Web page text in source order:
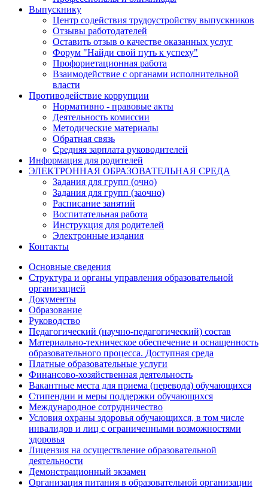
Выпускнику
Центр содействия трудоустройству выпускников
Отзывы работодателей
Оставить отзыв о качестве оказанных услуг
Форум "Найди свой путь к успеху"
Профориетационная работа
Взаимодействие с органами исполнительной
власти
Противодействие коррупции
Нормативно - правовые акты
Деятельность комиссии
Методические материалы
Обратная связь
Средняя зарплата руководителей
Информация для родителей
ЭЛЕКТРОННАЯ ОБРАЗОВАТЕЛЬНАЯ СРЕДА
Задания для групп (очно)
Задания для групп (заочно)
Расписание занятий
Воспитательная работа
Инструкция для родителей
Электронные издания
Контакты
Основные сведения
Структура и органы управления образовательной
организацией
Документы
Образование
Руководство
Педагогический (научно-педагогический) состав
Материально-техническое обеспечение и оснащенность
образовательного процесса. Доступная среда
Платные образовательные услуги
Финансово-хозяйственная деятельность
Вакантные места для приема (перевода) обучающихся
Стипендии и меры поддержки обучающихся
Международное сотрудничество
Условия охраны здоровья обучающихся, в том числе
инвалидов и лиц с ограниченными возможностями
здоровья
Лицензия на осуществление образовательной
деятельности
Демонстрационный экзамен
Организация питания в образовательной организации